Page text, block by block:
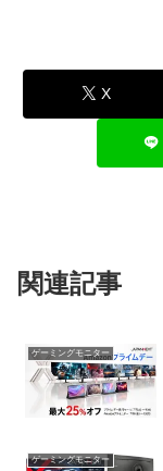
X
関連記事
ゲーミングモニター
ゲーミングモニター